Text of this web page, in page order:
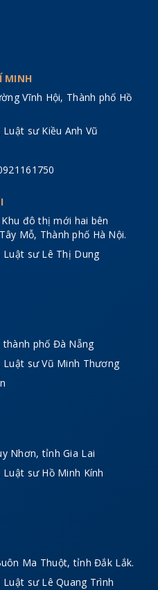
MINH
Vĩnh Hội, Thành phố Hồ
sư Kiều Anh Vũ
đô thị mới hai bên
Mỗ, Thành phố Hà Nội.
Luật sư Lê Thị Dung
phố Đà Nẵng
Luật sư Vũ Minh Thương
Nhơn, tỉnh Gia Lai
sư Hồ Minh Kính
Ma Thuột, tỉnh Đắk Lắk.
Luật sư Lê Quang Trình